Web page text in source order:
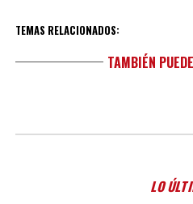
TEMAS RELACIONADOS:
TAMBIÉN
LO